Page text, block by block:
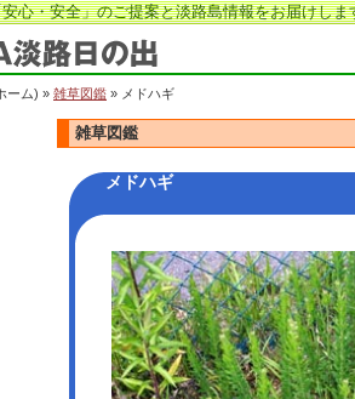
心・安全」のご提案と淡路島情報をお届けし
ーム) » 雑草図鑑 » メドハギ
雑草図鑑
メドハギ